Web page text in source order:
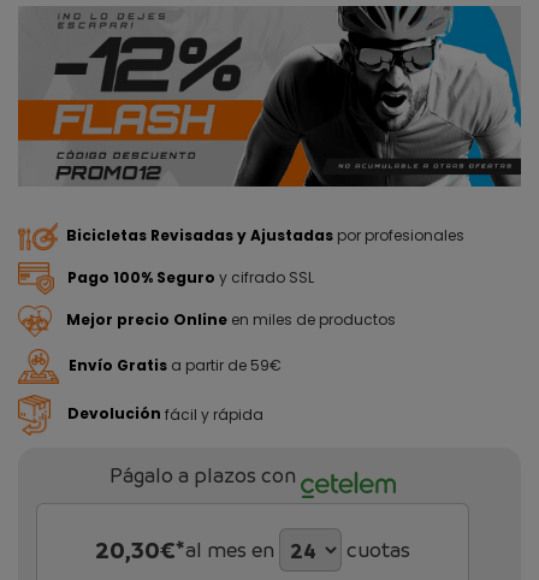
Bicicletas Revisadas y Ajustadas por profesionales
Pago 100% Seguro y cifrado SSL
Mejor precio Online en miles de productos
Envío Gratis a partir de 59€
Devolución fácil y rápida
Págalo a plazos con
20,30€*al mes en cuotas